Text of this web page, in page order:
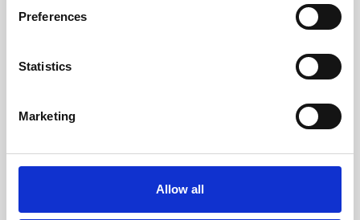
Preferences
Statistics
Marketing
Allow all
EMBALADO DE
FORMA SEGURA
Cada pieza individual se
empaqueta de forma segura